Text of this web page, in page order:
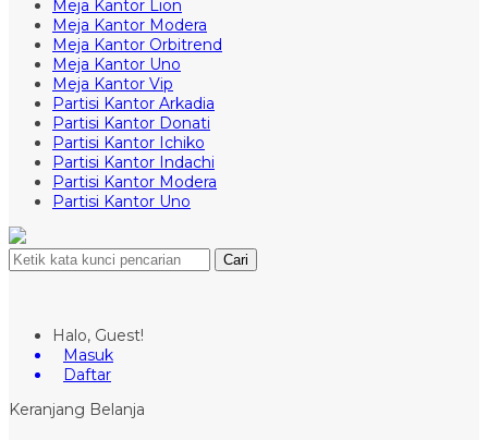
Meja Kantor Lion
Meja Kantor Modera
Meja Kantor Orbitrend
Meja Kantor Uno
Meja Kantor Vip
Partisi Kantor Arkadia
Partisi Kantor Donati
Partisi Kantor Ichiko
Partisi Kantor Indachi
Partisi Kantor Modera
Partisi Kantor Uno
Cari
Halo, Guest!
Masuk
Daftar
Keranjang Belanja